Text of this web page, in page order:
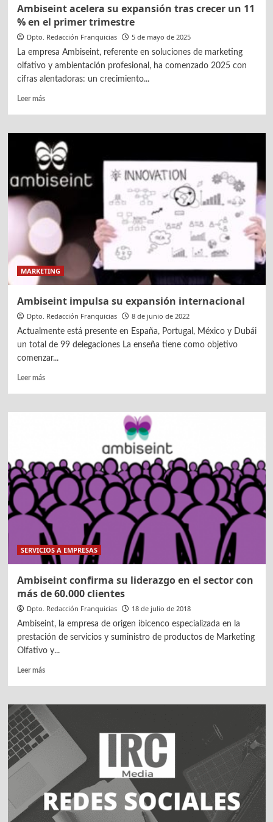
Ambiseint acelera su expansión tras crecer un 11
% en el primer trimestre
Dpto. Redacción Franquicias 5 de mayo de 2025
La empresa Ambiseint, referente en soluciones de marketing
olfativo y ambientación profesional, ha comenzado 2025 con
cifras alentadoras: un crecimiento...
Leer másLeer
Ambiseint
acelera
su
expansión
tras
crecer
un
primer
trimestre
MARKETING
Ambiseint impulsa su expansión internacional
Dpto. Redacción Franquicias 8 de junio de 2022
Actualmente está presente en España, Portugal, México y Dubái
un total de 99 delegaciones La enseña tiene como objetivo
comenzar...
Leer másLeer
Ambiseint
SERVICIOS A EMPRESAS
Ambiseint confirma su liderazgo en el sector con
más de 60.000 clientes
Dpto. Redacción Franquicias 18 de julio de 2018
Ambiseint, la empresa de origen ibicenco especializada en la
prestación de servicios y suministro de productos de Marketing
Olfativo y...
Leer másLeer
Ambiseint
confirma
su
liderazgo
con
más
de
60.000